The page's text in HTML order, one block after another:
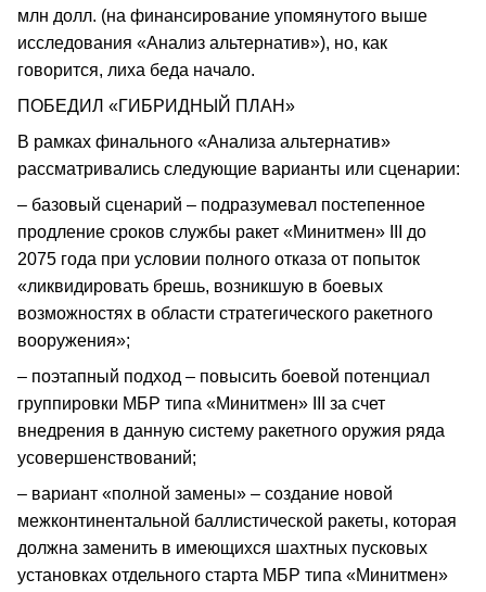
млн долл. (на финансирование упомянутого выше
исследования «Анализ альтернатив»), но, как
говорится, лиха беда начало.
ПОБЕДИЛ «ГИБРИДНЫЙ ПЛАН»
В рамках финального «Анализа альтернатив»
рассматривались следующие варианты или сценарии:
– базовый сценарий – подразумевал постепенное
продление сроков службы ракет «Минитмен» III до
2075 года при условии полного отказа от попыток
«ликвидировать брешь, возникшую в боевых
возможностях в области стратегического ракетного
вооружения»;
– поэтапный подход – повысить боевой потенциал
группировки МБР типа «Минитмен» III за счет
внедрения в данную систему ракетного оружия ряда
усовершенствований;
– вариант «полной замены» – создание новой
межконтинентальной баллистической ракеты, которая
должна заменить в имеющихся шахтных пусковых
установках отдельного старта МБР типа «Минитмен»